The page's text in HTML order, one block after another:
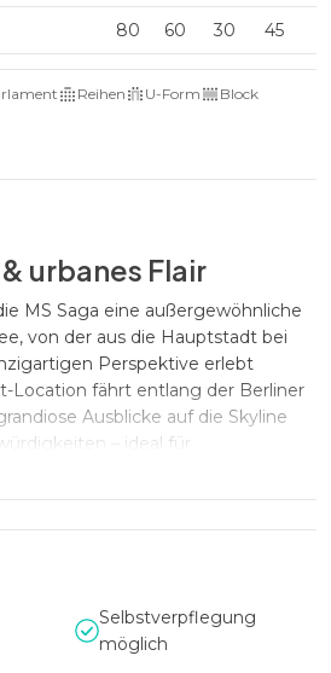
80 60 30 45
Reihen U-Form
Block
urbanes Flair
MS Saga eine außergewöhnliche
von der aus die Hauptstadt bei
Perspektive erlebt
Location fährt entlang der Berliner
Ausblicke auf die Skyline
– ideal für
machen wollen.
Raumgestaltung
Salon mit großen
warmen Tagen geöffnet werden
Selbstverpflegung
möglich